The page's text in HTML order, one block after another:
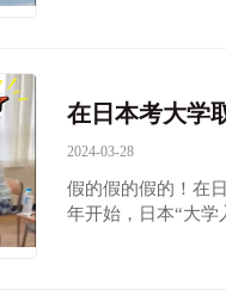
在日本考大学
2024-03-28
假的假的假的！在
年开始，日本“大